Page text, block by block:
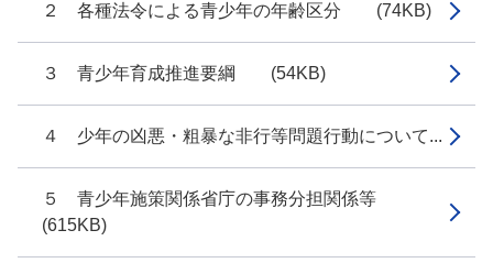
２ 各種法令による青少年の年齢区分 (74KB)
３ 青少年育成推進要綱 (54KB)
４ 少年の凶悪・粗暴な非行等問題行動について...
５ 青少年施策関係省庁の事務分担関係等
(615KB)